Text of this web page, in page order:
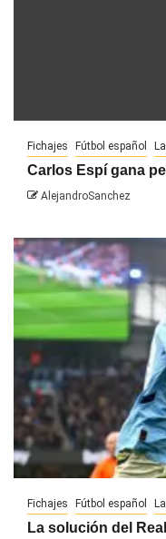
Fichajes Fútbol español
Carlos Espí gana
AlejandroSanchez
Fichajes Fútbol español
La solución del